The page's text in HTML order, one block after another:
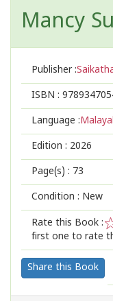
Mancy
Publisher :
ISBN :
Language :
Edition : 2026
Page(s) : 73
Condition : New
Rate this Book :
1
first one to rate
Share this Book